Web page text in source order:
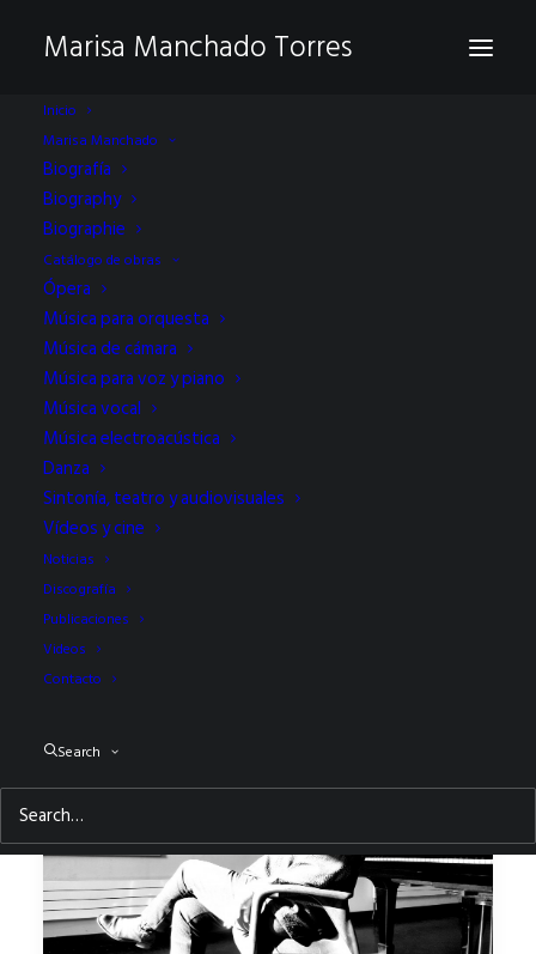
Marisa Manchado Torres
Inicio
Marisa Manchado
Biografía
Biography
Biographie
Catálogo de obras
Ópera
Música para orquesta
Música de cámara
Música para voz y piano
Música vocal
Música electroacústica
Danza
Sintonía, teatro y audiovisuales
Vídeos y cine
Noticias
Discografía
Publicaciones
Videos
Contacto
Search
Un mar de hielo suite
sinfónica